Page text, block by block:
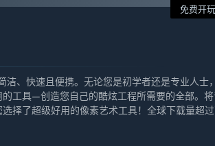
免费开玩
、快速且便携。无论您是初学者还是专业人士
工具—创造您自己的酷炫工程所需要的全部。
择了超级好用的像素艺术工具！全球下载量超